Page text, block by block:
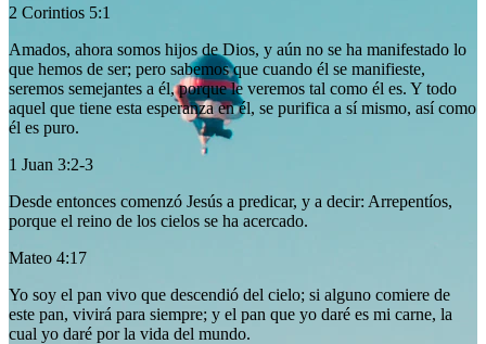
2 Corintios 5:1
Amados, ahora somos hijos de Dios, y aún no se ha manifestado lo
que hemos de ser; pero sabemos que cuando él se manifieste,
seremos semejantes a él, porque le veremos tal como él es. Y todo
aquel que tiene esta esperanza en él, se purifica a sí mismo, así como
él es puro.
1 Juan 3:2-3
Desde entonces comenzó Jesús a predicar, y a decir: Arrepentíos,
porque el reino de los cielos se ha acercado.
Mateo 4:17
Yo soy el pan vivo que descendió del cielo; si alguno comiere de
este pan, vivirá para siempre; y el pan que yo daré es mi carne, la
cual yo daré por la vida del mundo.